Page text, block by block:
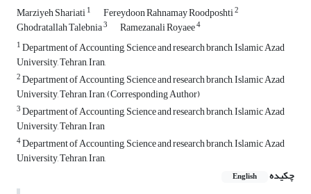
Marziyeh Shariati1 Fereydoon Rahnamay Roodposhti2
Ghodratallah Talebnia3 Ramezanali Royaee4
1Department of Accounting, Science and research branch, Islamic Azad
University, Tehran, Iran,
2Department of Accounting, Science and research branch, Islamic Azad
University, Tehran, Iran, (Corresponding Author)
3Department of Accounting, Science and research branch, Islamic Azad
University, Tehran, Iran
4Department of Accounting, Science and research branch, Islamic Azad
University, Tehran, Iran,
چکیده
English